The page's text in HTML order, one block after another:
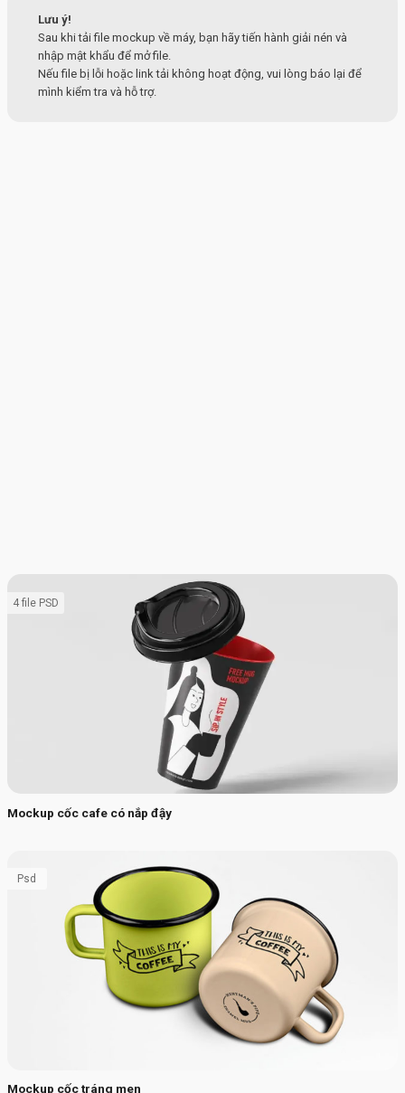
Lưu ý!
Sau khi tải file mockup về máy, bạn hãy tiến hành giải nén và
nhập mật khẩu để mở file.
Nếu file bị lỗi hoặc link tải không hoạt động, vui lòng báo lại để
mình kiểm tra và hỗ trợ.
Mockup cốc cafe có nắp đậy
4 file PSD
Mockup cốc tráng men
Psd